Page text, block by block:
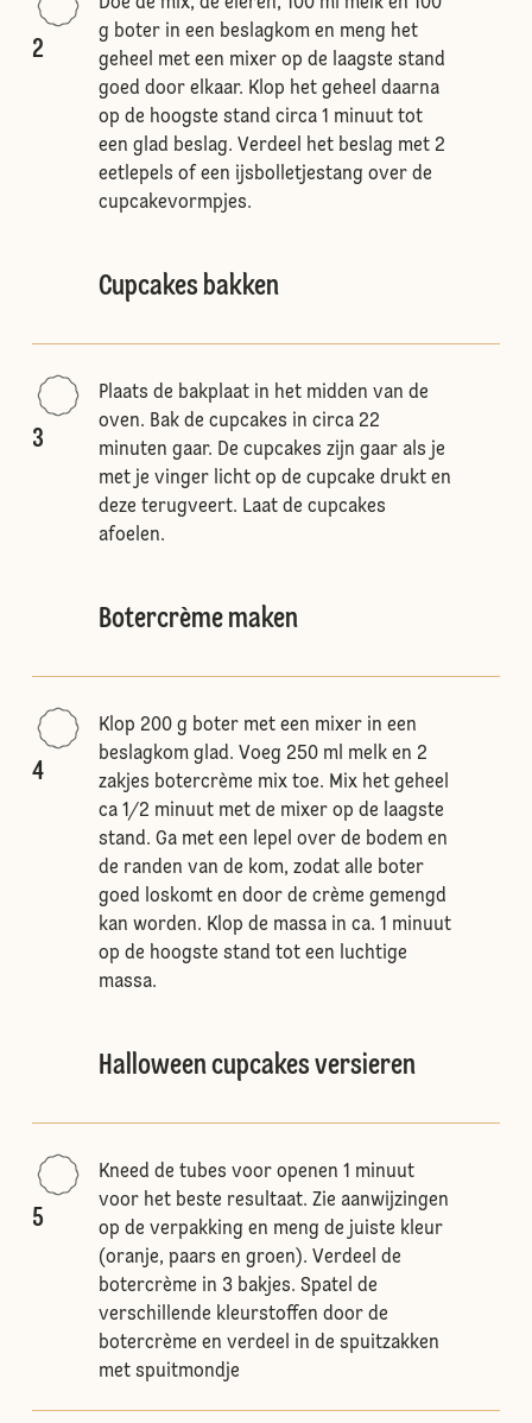
2
g boter in een beslagkom en meng het
geheel met een mixer op de laagste stand
goed door elkaar. Klop het geheel daarna
op de hoogste stand circa 1 minuut tot
een glad beslag. Verdeel het beslag met 2
eetlepels of een ijsbolletjestang over de
cupcakevormpjes.
Cupcakes bakken
3
Plaats de bakplaat in het midden van de
oven. Bak de cupcakes in circa 22
minuten gaar. De cupcakes zijn gaar als je
met je vinger licht op de cupcake drukt en
deze terugveert. Laat de cupcakes
afoelen.
Botercrème maken
4
Klop 200 g boter met een mixer in een
beslagkom glad. Voeg 250 ml melk en 2
zakjes botercrème mix toe. Mix het geheel
ca 1/2 minuut met de mixer op de laagste
stand. Ga met een lepel over de bodem en
de randen van de kom, zodat alle boter
goed loskomt en door de crème gemengd
kan worden. Klop de massa in ca. 1 minuut
op de hoogste stand tot een luchtige
massa.
Halloween cupcakes versieren
5
Kneed de tubes voor openen 1 minuut
voor het beste resultaat. Zie aanwijzingen
op de verpakking en meng de juiste kleur
(oranje, paars en groen). Verdeel de
botercrème in 3 bakjes. Spatel de
verschillende kleurstoffen door de
botercrème en verdeel in de spuitzakken
met spuitmondje